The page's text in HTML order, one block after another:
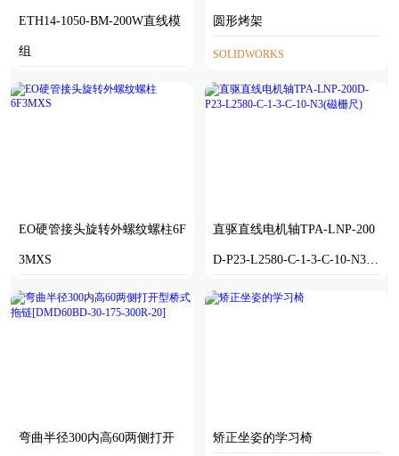
ETH14-1050-BM-200W直线模
组
STP
圆形烤架
SOLIDWORKS
EO硬管接头旋转外螺纹螺柱6F
3MXS
STP
直驱直线电机轴TPA-LNP-200
D-P23-L2580-C-1-3-C-10-N3
(磁栅尺)
STEP
弯曲半径300内高60两侧打开 矫正坐姿的学习椅